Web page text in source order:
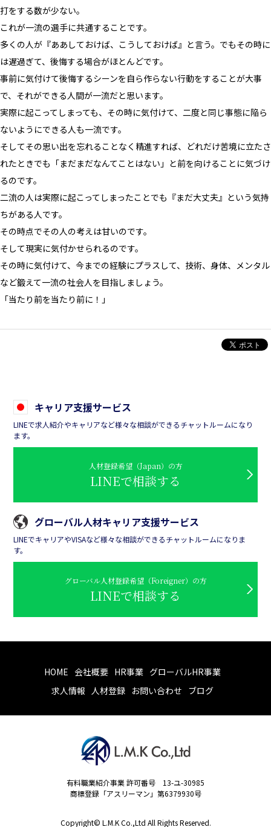
打をする数が少ない。
これが一流の選手に共通することです。
多くの人が『ああしておけば、こうしておけば』と言う。でもその時に
は遅過ぎて、後悔する場合がほとんどです。
事前に気付けて後悔するシーンを自ら作らない行動をすることが大事
で、それができる人間が一流だと思います。
実際に起こってしまっても、その時に気付けて、二度と同じ事態に陥ら
ないようにできる人も一流です。
そしてその思い出を忘れることなく精進すれば、どれだけ苦境に立たさ
れたときでも「まだまだなんてことはない」と前を向けることに気づけ
るのです。
二流の人は実際に起こってしまったことでも『まだ大丈夫』という気持
ちがある人です。
その時点でその人の考えは甘いのです。
そして現実に気付かせられるのです。
その時に気付けて、今までの経験にプラスして、技術、身体、メンタル
など鍛えて一流の社会人を目指しましょう。
「当たり前を当たり前に！」
キャリア支援サービス
LINEで求人紹介やキャリアなど様々な相談ができるチャットルームになり
ます。
人材登録希望（Japan）の方
LINEで相談する
グローバル人材キャリア支援サービス
LINEでキャリアやVISAなど様々な相談ができるチャットルームになりま
す。
グローバル人材登録希望（Foreigner）の方
LINEで相談する
HOME 会社概要 HR事業 グローバルHR事業
求人情報
人材登録 お問い合わせ ブログ
有料職業紹介事業 許可番号 13-ユ-30985
商標登録「アスリーマン」第6379930号
Copyright© L.M.K Co.,Ltd All Rights Reserved.